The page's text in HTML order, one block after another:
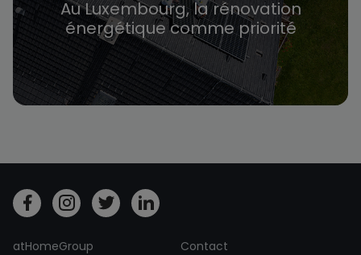
Au Luxembourg, la rénovation
énergétique comme priorité
atHomeGroup
Contact